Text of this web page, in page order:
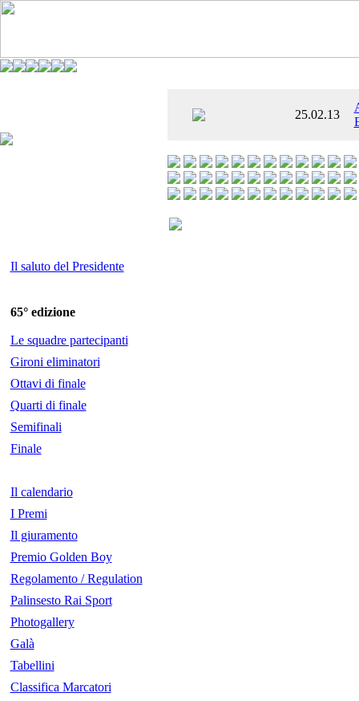
25.02.13
Il saluto del Presidente
65° edizione
Le squadre partecipanti
Gironi eliminatori
Ottavi di finale
Quarti di finale
Semifinali
Finale
Il calendario
I Premi
Il giuramento
Premio Golden Boy
Regolamento / Regulation
Palinsesto Rai Sport
Photogallery
Galà
Tabellini
Classifica Marcatori